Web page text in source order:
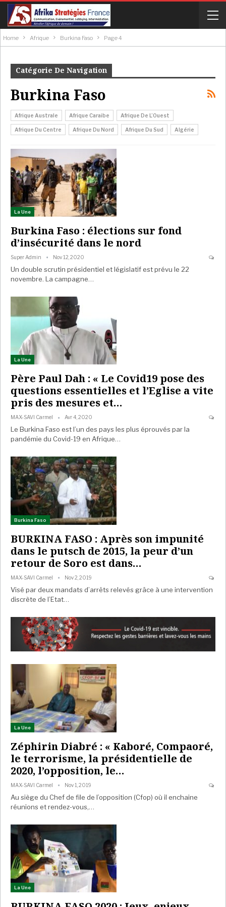
Home Afrique Burkina Faso Page 4
Catégorie De Navigation
Burkina Faso
Afrique Australe Afrique Caraibe Afrique De L’Ouest
Afrique Du Centre Afrique Du Nord Afrique Du Sud Algérie
La Une
Burkina Faso : élections sur fond
d’insécurité dans le nord
Super Admin Nov 12, 2020
Un double scrutin présidentiel et législatif est prévu le 22
novembre. La campagne…
La Une
Père Paul Dah : « Le Covid19 pose des
questions essentielles et l’Eglise a vite
pris des mesures et…
MAX-SAVI Carmel Avr 4, 2020
Le Burkina Faso est l’un des pays les plus éprouvés par la
pandémie du Covid-19 en Afrique…
Burkina Faso
BURKINA FASO : Après son impunité
dans le putsch de 2015, la peur d’un
retour de Soro est dans…
MAX-SAVI Carmel Nov 2, 2019
Visé par deux mandats d’arrêts relevés grâce à une intervention
discrète de l’Etat…
La Une
Zéphirin Diabré : « Kaboré, Compaoré,
le terrorisme, la présidentielle de
2020, l’opposition, le…
MAX-SAVI Carmel Nov 1, 2019
Au siège du Chef de file de l’opposition (Cfop) où il enchaine
réunions et rendez-vous,…
La Une